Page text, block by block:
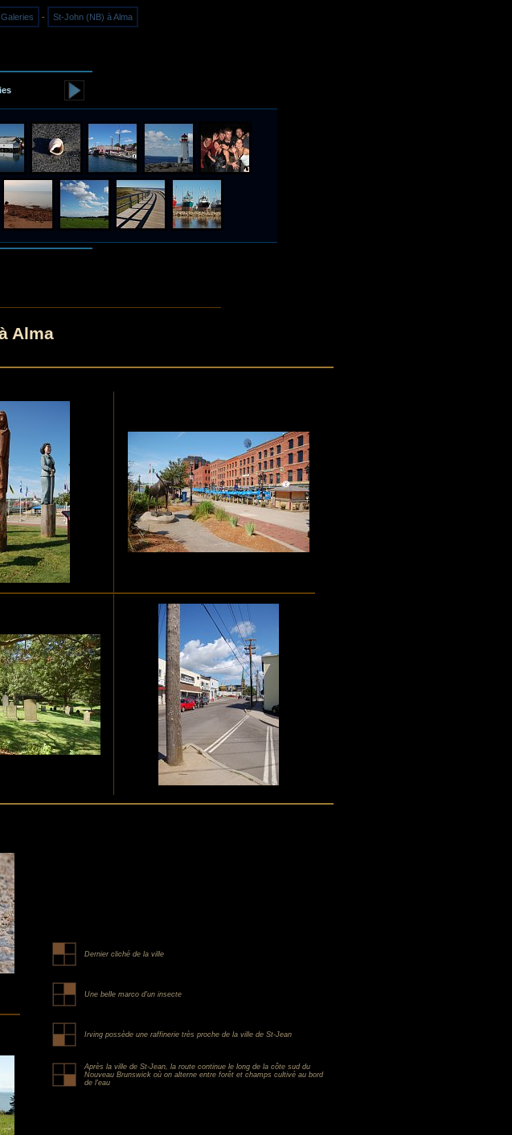
Galeries - St-John (NB) à Alma
Alma
Dernier cliché de la ville
Une belle marco d'un insecte
Irving possède une raffinerie très proche de la ville de St-Jean
Après la ville de St-Jean, la route continue le long de la côte sud du
Nouveau Brunswick où on alterne entre forêt et champs cultivé au bord
de l'eau